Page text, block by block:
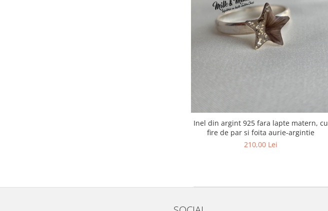
Inel din argint 925 fara lapte matern, cu
fire de par si foita aurie-argintie
210,00 Lei